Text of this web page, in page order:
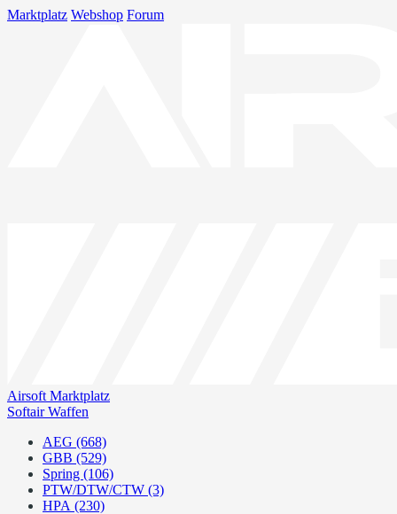
Marktplatz Webshop Forum
Airsoft Marktplatz
Softair Waffen
AEG (668)
GBB (529)
Spring (106)
PTW/DTW/CTW (3)
HPA (230)